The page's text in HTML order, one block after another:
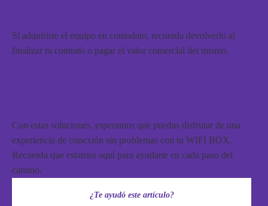
Si adquiriste el equipo en comodato, recuerda devolverlo al
finalizar tu contrato o pagar el valor comercial del mismo.
Con estas soluciones, esperamos que puedas disfrutar de una
experiencia de conexión sin problemas con tu WIFI BOX.
Recuerda que estamos aquí para ayudarte en cada paso del
camino.
¿Te ayudó este artículo?